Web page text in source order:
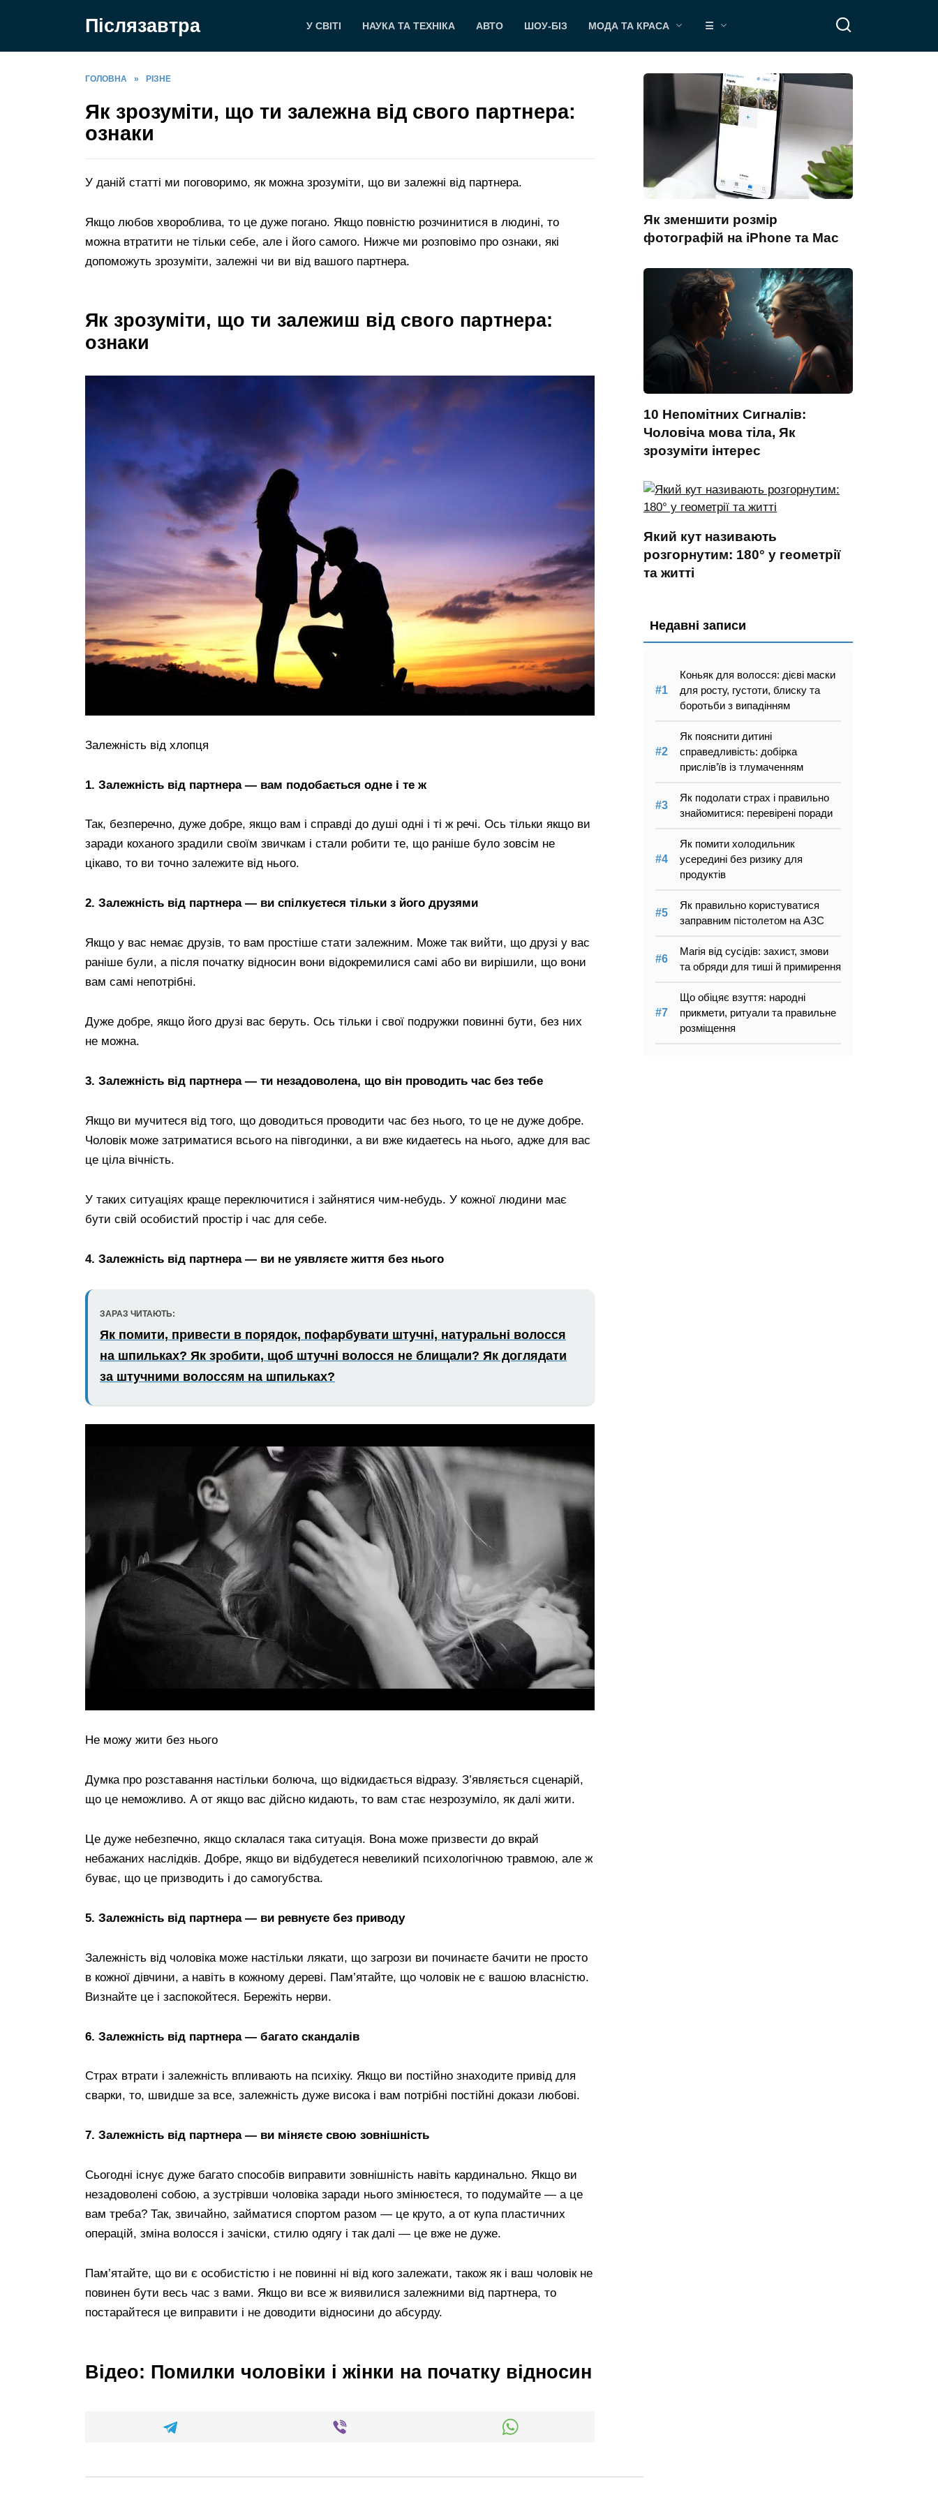
Післязавтра У СВІТІ НАУКА ТА ТЕХНІКА АВТО ШОУ-БІЗ МОДА ТА КРАСА ☰
ГОЛОВНА » РІЗНЕ
Як зрозуміти, що ти залежна від свого партнера:
ознаки
У даній статті ми поговоримо, як можна зрозуміти, що ви залежні від партнера.
Якщо любов хвороблива, то це дуже погано. Якщо повністю розчинитися в людині, то
можна втратити не тільки себе, але і його самого. Нижче ми розповімо про ознаки, які
допоможуть зрозуміти, залежні чи ви від вашого партнера.
Як зрозуміти, що ти залежиш від свого партнера:
ознаки
Залежність від хлопця
1. Залежність від партнера — вам подобається одне і те ж
Так, безперечно, дуже добре, якщо вам і справді до душі одні і ті ж речі. Ось тільки якщо ви
заради коханого зрадили своїм звичкам і стали робити те, що раніше було зовсім не
цікаво, то ви точно залежите від нього.
2. Залежність від партнера — ви спілкуєтеся тільки з його друзями
Якщо у вас немає друзів, то вам простіше стати залежним. Може так вийти, що друзі у вас
раніше були, а після початку відносин вони відокремилися самі або ви вирішили, що вони
вам самі непотрібні.
Дуже добре, якщо його друзі вас беруть. Ось тільки і свої подружки повинні бути, без них
не можна.
3. Залежність від партнера — ти незадоволена, що він проводить час без тебе
Якщо ви мучитеся від того, що доводиться проводити час без нього, то це не дуже добре.
Чоловік може затриматися всього на півгодинки, а ви вже кидаетесь на нього, адже для вас
це ціла вічність.
У таких ситуаціях краще переключитися і зайнятися чим-небудь. У кожної людини має
бути свій особистий простір і час для себе.
4. Залежність від партнера — ви не уявляєте життя без нього
ЗАРАЗ ЧИТАЮТЬ:
Як помити, привести в порядок, пофарбувати штучні, натуральні волосся
на шпильках? Як зробити, щоб штучні волосся не блищали? Як доглядати
за штучними волоссям на шпильках?
Не можу жити без нього
Думка про розставання настільки болюча, що відкидається відразу. З’являється сценарій,
що це неможливо. А от якщо вас дійсно кидають, то вам стає незрозуміло, як далі жити.
Це дуже небезпечно, якщо склалася така ситуація. Вона може призвести до вкрай
небажаних наслідків. Добре, якщо ви відбудетеся невеликий психологічною травмою, але ж
буває, що це призводить і до самогубства.
5. Залежність від партнера — ви ревнуєте без приводу
Залежність від чоловіка може настільки лякати, що загрози ви починаєте бачити не просто
в кожної дівчини, а навіть в кожному дереві. Пам’ятайте, що чоловік не є вашою власністю.
Визнайте це і заспокойтеся. Бережіть нерви.
6. Залежність від партнера — багато скандалів
Страх втрати і залежність впливають на психіку. Якщо ви постійно знаходите привід для
сварки, то, швидше за все, залежність дуже висока і вам потрібні постійні докази любові.
7. Залежність від партнера — ви міняєте свою зовнішність
Сьогодні існує дуже багато способів виправити зовнішність навіть кардинально. Якщо ви
незадоволені собою, а зустрівши чоловіка заради нього змінюєтеся, то подумайте — а це
вам треба? Так, звичайно, займатися спортом разом — це круто, а от купа пластичних
операцій, зміна волосся і зачіски, стилю одягу і так далі — це вже не дуже.
Пам’ятайте, що ви є особистістю і не повинні ні від кого залежати, також як і ваш чоловік не
повинен бути весь час з вами. Якщо ви все ж виявилися залежними від партнера, то
постарайтеся це виправити і не доводити відносини до абсурду.
Відео: Помилки чоловіки і жінки на початку відносин
Як зменшити розмір
фотографій на iPhone та Mac
10 Непомітних Сигналів:
Чоловіча мова тіла, Як
зрозуміти інтерес
Який кут називають
розгорнутим: 180° у геометрії
та житті
Недавні записи
Коньяк для волосся: дієві маски
для росту, густоти, блиску та
боротьби з випадінням
Як пояснити дитині
справедливість: добірка
прислів’їв із тлумаченням
Як подолати страх і правильно
знайомитися: перевірені поради
Як помити холодильник
усередині без ризику для
продуктів
Як правильно користуватися
заправним пістолетом на АЗС
Магія від сусідів: захист, змови
та обряди для тиші й примирення
Що обіцяє взуття: народні
прикмети, ритуали та правильне
розміщення